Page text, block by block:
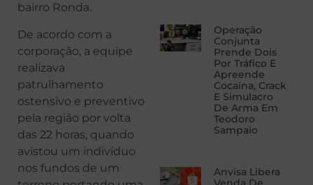
bairro Ronda.
De acordo com a
corporação, a equipe
realizava
patrulhamento
ostensivo e preventivo
pela região por volta
das 22 horas, quando
avistou um indivíduo
nos fundos de um
Operação
Conjunta
Prende Dois
Por Tráfico E
Apreende
Cocaína, Crack
E Simulacro
De Arma Em
Teodoro
Sampaio
Anvisa Libera